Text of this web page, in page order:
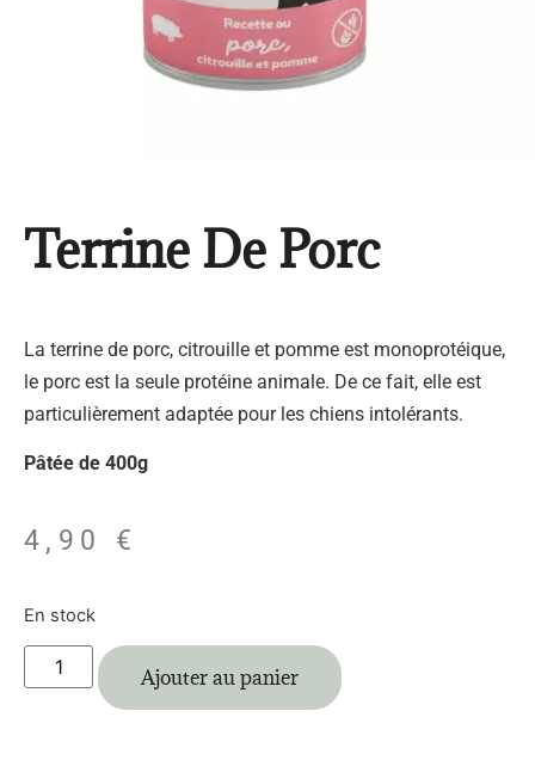
Terrine De Porc
La terrine de porc, citrouille et pomme est monoprotéique,
le porc est la seule protéine animale. De ce fait, elle est
particulièrement adaptée pour les chiens intolérants.
Pâtée de 400g
4,90 €
En stock
Ajouter au panier